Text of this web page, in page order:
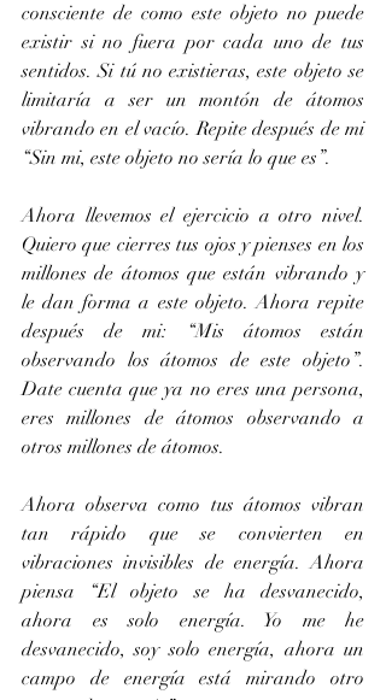
consciente de como este objeto no puede
existir si no fuera por cada uno de tus
sentidos. Si tú no existieras, este objeto se
limitaría a ser un montón de átomos
vibrando en el vacío. Repite después de mi
“Sin mi, este objeto no sería lo que es”.
Ahora llevemos el ejercicio a otro nivel.
Quiero que cierres tus ojos y pienses en los
millones de átomos que están vibrando y
le dan forma a este objeto. Ahora repite
después de mi: “Mis átomos están
observando los átomos de este objeto”.
Date cuenta que ya no eres una persona,
eres millones de átomos observando a
otros millones de átomos.
Ahora observa como tus átomos vibran
tan rápido que se convierten en
vibraciones invisibles de energía. Ahora
piensa “El objeto se ha desvanecido,
ahora es solo energía. Yo me he
desvanecido, soy solo energía, ahora un
campo de energía está mirando otro